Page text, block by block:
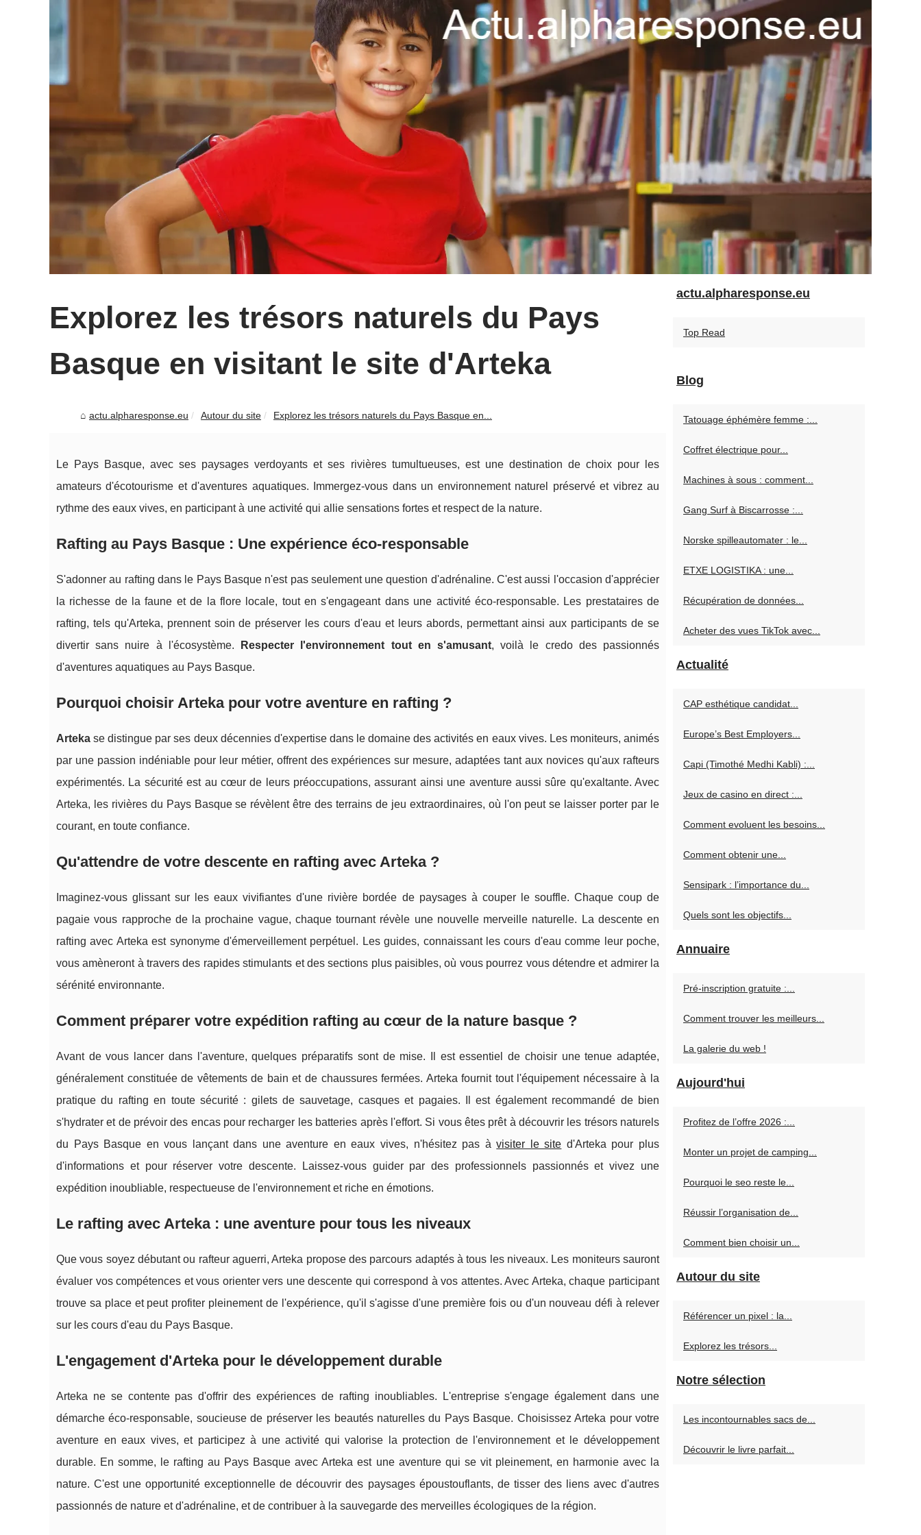
Explorez les trésors naturels du Pays
Basque en visitant le site d'Arteka
actu.alpharesponse.eu Autour du site Explorez les trésors naturels du Pays Basque en...
Le Pays Basque, avec ses paysages verdoyants et ses rivières tumultueuses, est une destination de choix pour les
amateurs d'écotourisme et d'aventures aquatiques. Immergez-vous dans un environnement naturel préservé et vibrez au
rythme des eaux vives, en participant à une activité qui allie sensations fortes et respect de la nature.
Rafting au Pays Basque : Une expérience éco-responsable
S'adonner au rafting dans le Pays Basque n'est pas seulement une question d'adrénaline. C'est aussi l'occasion d'apprécier
la richesse de la faune et de la flore locale, tout en s'engageant dans une activité éco-responsable. Les prestataires de
rafting, tels qu'Arteka, prennent soin de préserver les cours d'eau et leurs abords, permettant ainsi aux participants de se
divertir sans nuire à l'écosystème.
Respecter l'environnement tout en s'amusant, voilà le credo des passionnés
d'aventures aquatiques au Pays Basque.
Pourquoi choisir Arteka pour votre aventure en rafting ?
Arteka se distingue par ses deux décennies d'expertise dans le domaine des activités en eaux vives. Les moniteurs, animés
par une passion indéniable pour leur métier, offrent des expériences sur mesure, adaptées tant aux novices qu'aux rafteurs
expérimentés. La sécurité est au cœur de leurs préoccupations, assurant ainsi une aventure aussi sûre qu'exaltante. Avec
Arteka, les rivières du Pays Basque se révèlent être des terrains de jeu extraordinaires, où l'on peut se laisser porter par le
courant, en toute confiance.
Qu'attendre de votre descente en rafting avec Arteka ?
Imaginez-vous glissant sur les eaux vivifiantes d'une rivière bordée de paysages à couper le souffle. Chaque coup de
pagaie vous rapproche de la prochaine vague, chaque tournant révèle une nouvelle merveille naturelle. La descente en
rafting avec Arteka est synonyme d'émerveillement perpétuel. Les guides, connaissant les cours d'eau comme leur poche,
vous amèneront à travers des rapides stimulants et des sections plus paisibles, où vous pourrez vous détendre et admirer la
sérénité environnante.
Comment préparer votre expédition rafting au cœur de la nature basque ?
Avant de vous lancer dans l'aventure, quelques préparatifs sont de mise. Il est essentiel de choisir une tenue adaptée,
généralement constituée de vêtements de bain et de chaussures fermées. Arteka fournit tout l'équipement nécessaire à la
pratique du rafting en toute sécurité : gilets de sauvetage, casques et pagaies. Il est également recommandé de bien
s'hydrater et de prévoir des encas pour recharger les batteries après l'effort. Si vous êtes prêt à découvrir les trésors naturels
du Pays Basque en vous lançant dans une aventure en eaux vives, n'hésitez pas àvisiter le site d'Arteka pour plus
d'informations et pour réserver votre descente. Laissez-vous guider par des professionnels passionnés et vivez une
expédition inoubliable, respectueuse de l'environnement et riche en émotions.
Le rafting avec Arteka : une aventure pour tous les niveaux
Que vous soyez débutant ou rafteur aguerri, Arteka propose des parcours adaptés à tous les niveaux. Les moniteurs sauront
évaluer vos compétences et vous orienter vers une descente qui correspond à vos attentes. Avec Arteka, chaque participant
trouve sa place et peut profiter pleinement de l'expérience, qu'il s'agisse d'une première fois ou d'un nouveau défi à relever
sur les cours d'eau du Pays Basque.
L'engagement d'Arteka pour le développement durable
Arteka ne se contente pas d'offrir des expériences de rafting inoubliables. L'entreprise s'engage également dans une
démarche éco-responsable, soucieuse de préserver les beautés naturelles du Pays Basque. Choisissez Arteka pour votre
aventure en eaux vives, et participez à une activité qui valorise la protection de l'environnement et le développement
durable. En somme, le rafting au Pays Basque avec Arteka est une aventure qui se vit pleinement, en harmonie avec la
nature. C'est une opportunité exceptionnelle de découvrir des paysages époustouflants, de tisser des liens avec d'autres
passionnés de nature et d'adrénaline, et de contribuer à la sauvegarde des merveilles écologiques de la région.
actu.alpharesponse.eu
Top Read
Blog
Tatouage éphémère femme :...
Coffret électrique pour...
Machines à sous : comment...
Gang Surf à Biscarrosse :...
Norske spilleautomater : le...
ETXE LOGISTIKA : une...
Récupération de données...
Acheter des vues TikTok avec...
Actualité
CAP esthétique candidat...
Europe’s Best Employers...
Capi (Timothé Medhi Kabli) :...
Jeux de casino en direct :...
Comment evoluent les besoins...
Comment obtenir une...
Sensipark : l’importance du...
Quels sont les objectifs...
Annuaire
Pré-inscription gratuite :...
Comment trouver les meilleurs...
La galerie du web !
Aujourd'hui
Profitez de l’offre 2026 :...
Monter un projet de camping...
Pourquoi le seo reste le...
Réussir l’organisation de...
Comment bien choisir un...
Autour du site
Référencer un pixel : la...
Explorez les trésors...
Notre sélection
Les incontournables sacs de...
Découvrir le livre parfait...